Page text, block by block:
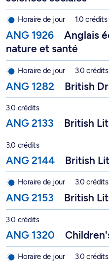
Anglais écrit pour sciences
Horaire de jour 1.0 crédits
ANG 1926
Anglais
nature et santé
Horaire de jour 3.0 crédits
ANG 1282 British
3.0 crédits
ANG 2133 British
3.0 crédits
ANG 2144 British
British Literature 1790 to 1900
Horaire de jour 3.0 crédits
ANG 2153 British
3.0 crédits
ANG 1320
Composition: Critical Writing -
Horaire de jour 3.0 crédits